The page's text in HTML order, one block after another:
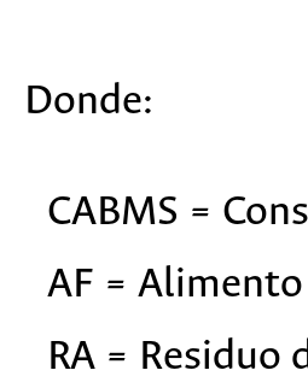
Donde:
CABMS =
AF =
RA = Residuo